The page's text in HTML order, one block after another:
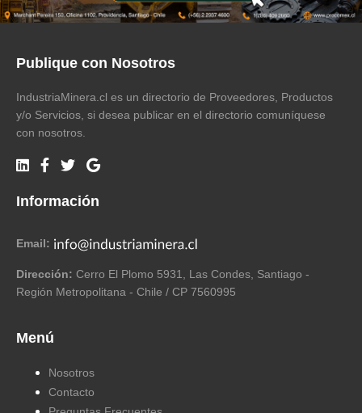
Publique con Nosotros
IndustriaMinera.cl es un directorio de Proveedores, Productos
y/o Servicios, si desea publicar en el directorio comuníquese
con nosotros.
Información
Email:
Dirección: Cerro El Plomo 5931, Las Condes, Santiago -
Región Metropolitana - Chile / CP 7560995
Menú
Nosotros
Contacto